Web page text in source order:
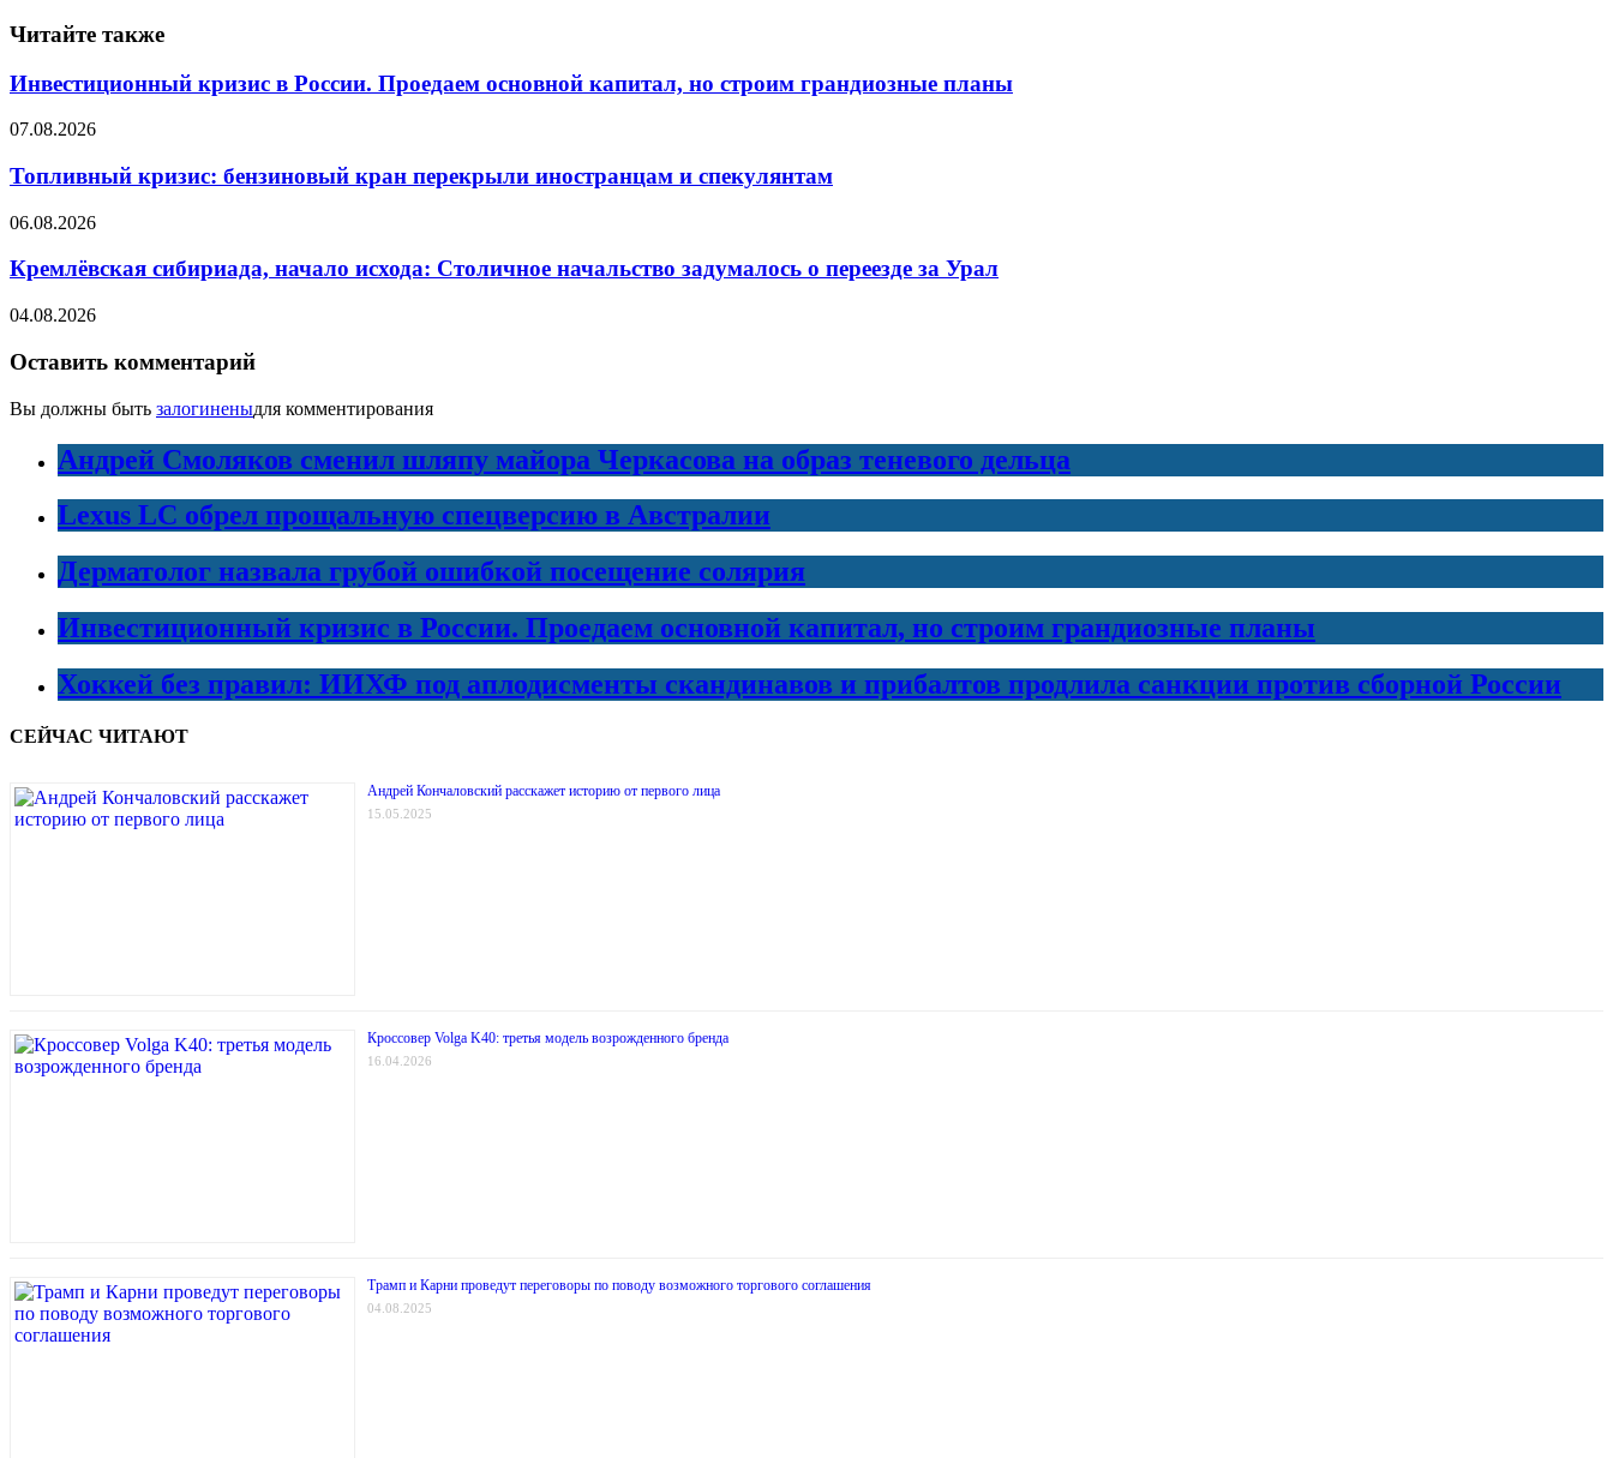
Читайте также
Инвестиционный кризис в России. Проедаем основной капитал, но строим грандиозные планы
07.08.2026
Топливный кризис: бензиновый кран перекрыли иностранцам и спекулянтам
06.08.2026
Кремлёвская сибириада, начало исхода: Столичное начальство задумалось о переезде за Урал
04.08.2026
Оставить комментарий
Вы должны быть залогиненыдля комментирования
Андрей Смоляков сменил шляпу майора Черкасова на образ теневого дельца
Lexus LC обрел прощальную спецверсию в Австралии
Дерматолог назвала грубой ошибкой посещение солярия
Инвестиционный кризис в России. Проедаем основной капитал, но строим грандиозные планы
Хоккей без правил: ИИХФ под аплодисменты скандинавов и прибалтов продлила санкции против сборной России
СЕЙЧАС ЧИТАЮТ
Андрей Кончаловский расскажет историю от первого лица
15.05.2025
Кроссовер Volga K40: третья модель возрожденного бренда
16.04.2026
Трамп и Карни проведут переговоры по поводу возможного торгового соглашения
04.08.2025